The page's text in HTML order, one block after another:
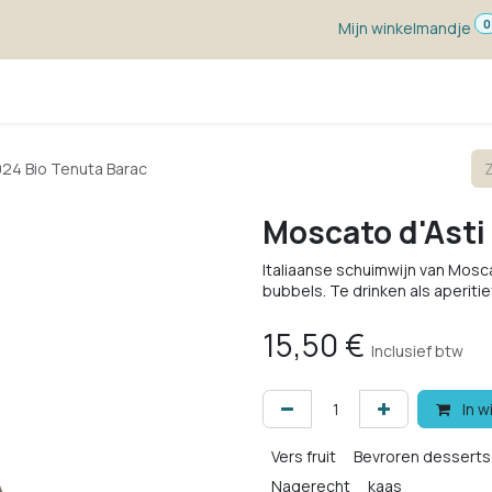
Mijn winkelmandje
0
Bio Tenuta Barac
Moscato d'Asti
Italiaanse schuimwijn van
bubbels. Te drinken als
15,50 € Inclusief btw
In
Vers fruit
Bevroren desserts
Nagerecht
kaas